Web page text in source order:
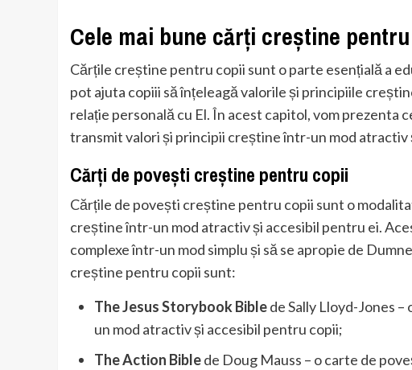
Cele mai bune cărți creștine
Cărțile creștine pentru copii sunt o parte esențială a
pot ajuta copiii să înțeleagă valorile și principiile
relație personală cu El. În acest capitol, vom prezenta
transmit valori și principii creștine într-un mod atractiv
Cărți de povești creștine pentru copii
Cărțile de povești creștine pentru copii sunt o
creștine într-un mod atractiv și accesibil pentru ei.
complexe într-un mod simplu și să se apropie de
creștine pentru copii sunt:
The Jesus Storybook Biblede Sally Lloyd-Jones
un mod atractiv și accesibil pentru copii;
The Action Biblede Doug Mauss – o carte de